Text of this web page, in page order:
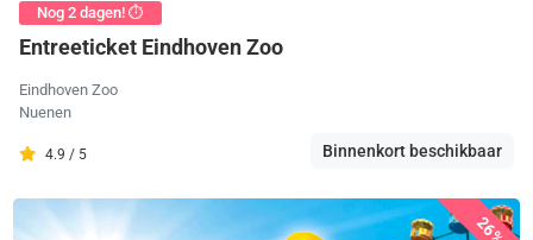
Nog 2 dagen! ⏱️
Entreeticket Eindhoven Zoo
Eindhoven Zoo
Nuenen
4.9 / 5 Binnenkort beschikbaar
26%